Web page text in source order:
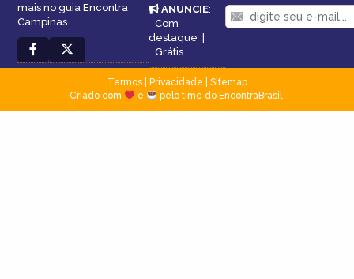
mais no guia Encontra
Campinas.
ANUNCIE:
Com
destaque |
Grátis
Termos| Privacidade
Sitemap
Criado com
e pelo time do EncontraBrasil